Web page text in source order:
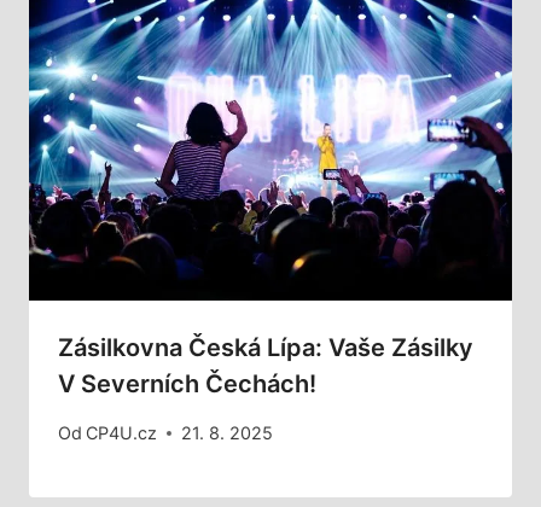
Zásilkovna Česká Lípa: Vaše Zásilky
V Severních Čechách!
Od CP4U.cz 21. 8. 2025